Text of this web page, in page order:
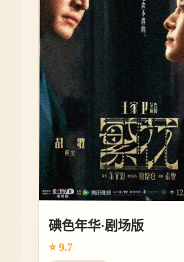
碘色年华·剧场版
⭐ 9.7